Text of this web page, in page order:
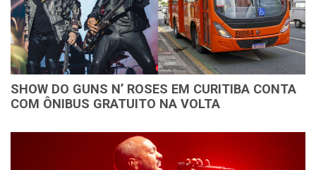
SHOW DO GUNS N’ ROSES EM CURITIBA CONTA
COM ÔNIBUS GRATUITO NA VOLTA